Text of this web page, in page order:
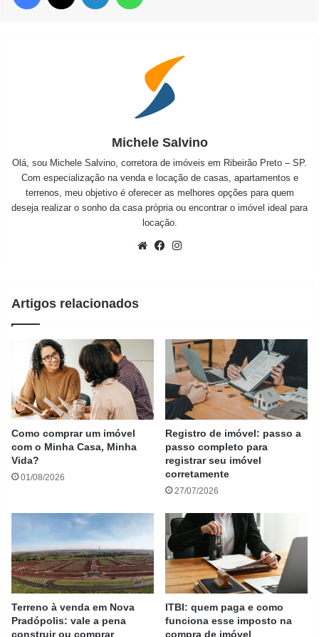
Michele Salvino
Olá, sou Michele Salvino, corretora de imóveis em Ribeirão Preto – SP.
Com especialização na venda e locação de casas, apartamentos e
terrenos, meu objetivo é oferecer as melhores opções para quem
deseja realizar o sonho da casa própria ou encontrar o imóvel ideal para
locação.
WebsiteFacebook
Artigos relacionados
Como comprar um imóvel
com o Minha Casa, Minha
Vida?
01/08/2026
Registro de imóvel: passo a
passo completo para
registrar seu imóvel
corretamente
27/07/2026
Terreno à venda em Nova
Pradópolis: vale a pena
construir ou comprar
ITBI: quem paga e como
funciona esse imposto na
compra de imóvel